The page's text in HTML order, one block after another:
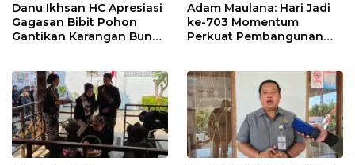
Danu Ikhsan HC Apresiasi
Gagasan Bibit Pohon
Gantikan Karangan Bunga
Adam Maulana: Hari Jadi
ke-703 Momentum
Perkuat Pembangunan